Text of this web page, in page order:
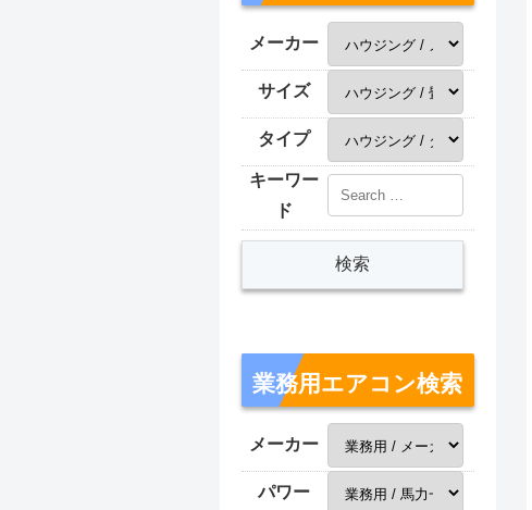
メーカー
サイズ
タイプ
キーワー
ド
業務用エアコン検索
メーカー
パワー